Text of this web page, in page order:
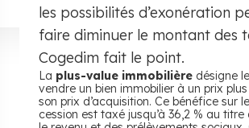
les possibilités d’exonération
faire diminuer le montant des
Cogedim fait le point.
La plus-value immobilière désigne
vendre un bien immobilier à un prix
son prix d’acquisition. Ce bénéfice sur
cession est taxé jusqu’à 36,2 % au titre